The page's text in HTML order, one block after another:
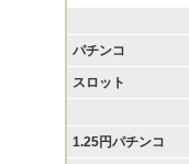
パチンコ
スロット
1.25円パチンコ